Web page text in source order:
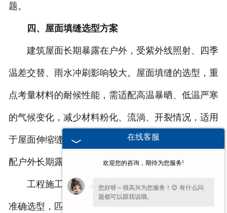
题。
四、屋面填缝选型方案
建筑屋面长期暴露在户外，受紫外线照射、四季
温差交替、雨水冲刷影响较大。屋面填缝的选型，重
点考量材料的耐候性能，需适配高温暴晒、低温严寒
的气候变化，减少材料粉化、流淌、开裂情况，适用
于屋面伸缩缝、墙接缝、防水层搭接缝隙等位置，适
配户外长期露天施工工况。
工程施工可根据实际工况、缝隙类型与使用环境
准确选型，匹配对应场景的固体沥青条，适配各类防
在线客服
欢迎您的咨询，期待为您服务!
您好呀～很高兴为您服务！😊 有什么问
题都可以跟我说哦。